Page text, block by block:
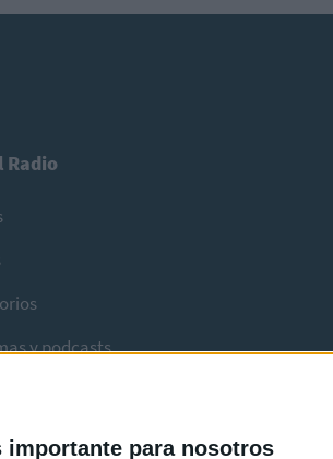
importante para nosotros
Radio
y podcasts